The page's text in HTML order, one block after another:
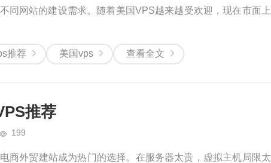
同网站的建设需求。随着美国VPS越来越受欢迎，现在市面上
推荐 美国vps 查看全文
推荐
199
商外贸建站成为热门的选择。在服务器太贵，虚拟主机局限太